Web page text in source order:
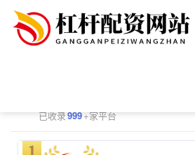
已收录999+家平台